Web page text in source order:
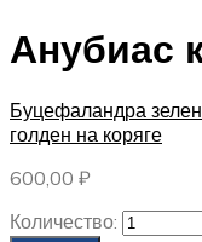
Анубиас
Буцефаландра
голден на коряге
600,00 ₽
Количество: